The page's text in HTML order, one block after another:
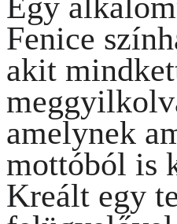
Fenice
akit
amelynek
mottóból is
Kreált egy